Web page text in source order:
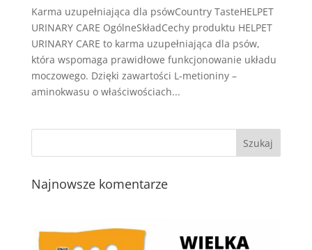
Karma uzupełniająca dla psówCountry TasteHELPET
URINARY CARE OgólneSkładCechy produktu HELPET
URINARY CARE to karma uzupełniająca dla psów,
która wspomaga prawidłowe funkcjonowanie układu
moczowego. Dzięki zawartości L-metioniny –
aminokwasu o właściwościach...
Najnowsze komentarze